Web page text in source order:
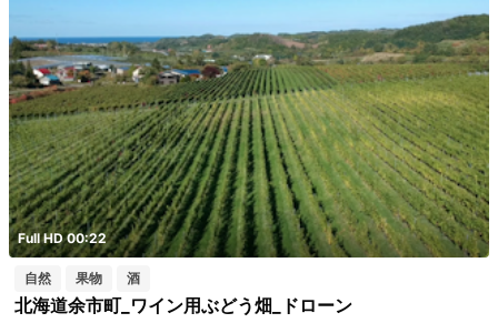
Full HD 00:22
自然 果物 酒
北海道余市町_ワイン用ぶどう畑_ドローン